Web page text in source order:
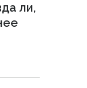
ли,